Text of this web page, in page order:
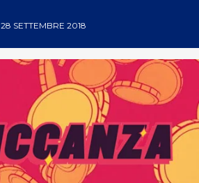
28 SETTEMBRE 2018